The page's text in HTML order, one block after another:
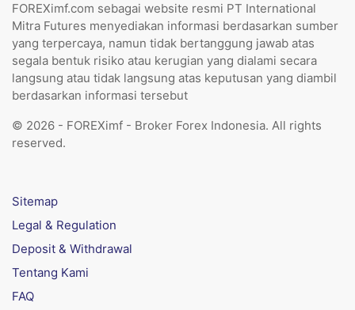
FOREXimf.com sebagai website resmi PT International
Mitra Futures menyediakan informasi berdasarkan sumber
yang terpercaya, namun tidak bertanggung jawab atas
segala bentuk risiko atau kerugian yang dialami secara
langsung atau tidak langsung atas keputusan yang diambil
berdasarkan informasi tersebut
© 2026 - FOREXimf - Broker Forex Indonesia. All rights
reserved.
Sitemap
Legal & Regulation
Deposit & Withdrawal
Tentang Kami
FAQ